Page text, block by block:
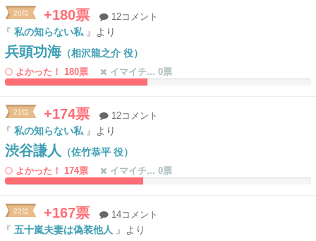
20位 +180票 12コメント
『 私の知らない私 』より
兵頭功海（相沢龍之介 役）
よかった！ 180票
イマイチ... 0票
46.632124352332%0%
21位 +174票 12コメント
『 私の知らない私 』より
渋谷謙人 （佐竹恭平 役）
よかった！ 174票
イマイチ... 0票
45.077720207254%0%
22位 +167票 14コメント
『 五十嵐夫妻は偽装他人 』より